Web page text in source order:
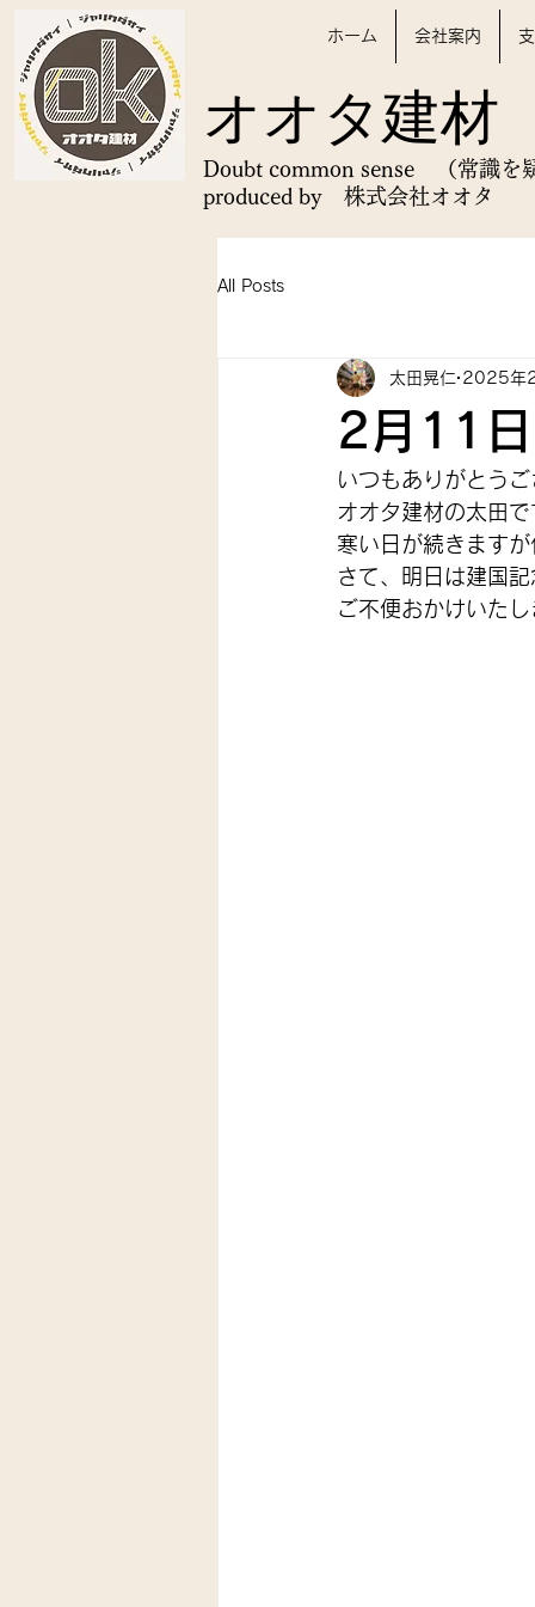
オオタ建材
Doubt common sense （常識を
produced by 株式会社オオタ​
ホーム 会社案内
All Posts
2月11日
太田晃仁 2025年
いつもありがとう
オオタ建材の太田で
寒い日が続きます
さて、明日は建国
ご不便おかけいた